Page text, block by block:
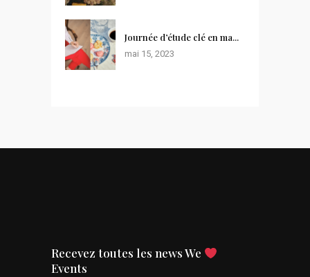
Journée d’étude clé en ma...
mai 15, 2023
Recevez toutes les news We
Events